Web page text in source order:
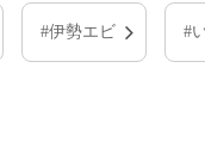
#伊勢エビ #